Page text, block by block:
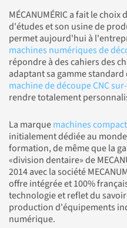
MÉCANUMÉRIC a fait le
d'études et son usine de
permet aujourd'hui à
machines numériques de
répondre à des cahiers des
adaptant sa gamme
machine de découpe CNC
rendre totalement
La marquemachines
initialement dédiée au
formation, de même que la
«division dentaire» de
2014 avec la société
offre intégrée et 100%
technologie et reflet du
production d'équipements
numérique.